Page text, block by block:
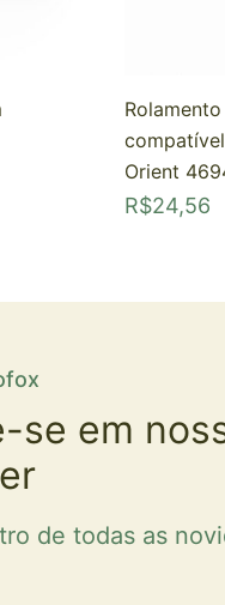
Orient
R$24,56
se em
de todas as